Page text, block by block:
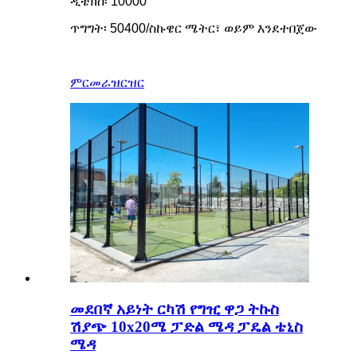
ጥግግት፡ 50400/ስኩዌር ሜትር፣ ወይም እንደተበጀው
ምርመራዝርዝር
መደበኛ አይነት ርካሽ የግዢ ዋጋ ትኩስ
ሽያጭ 10x20ሜ ፓድል ሜዳ ፓዴል ቴኒስ
ሜዳ